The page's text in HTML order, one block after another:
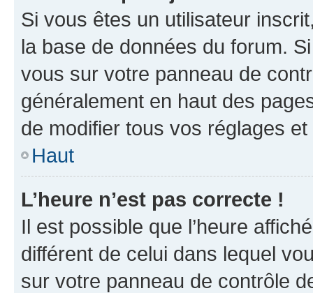
Si vous êtes un utilisateur
la base de données du forum.
vous sur votre panneau de
généralement en haut des
de modifier tous vos réglages
Haut
L’heure n’est pas correcte !
Il est possible que l’heure
différent de celui dans lequel
sur votre panneau de contrôle